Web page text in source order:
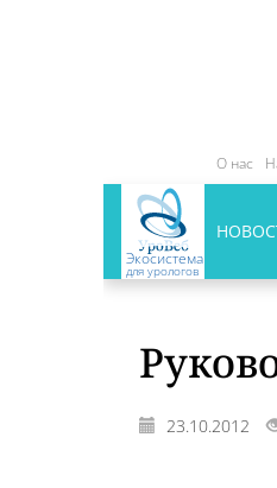
О нас
Экосистема
для урологов
23.10.2012